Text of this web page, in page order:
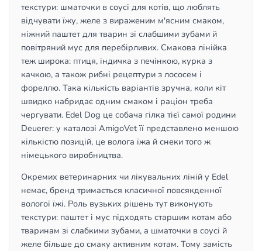
текстури: шматочки в соусі для котів, що люблять
відчувати їжу, желе з вираженим м'ясним смаком,
ніжний паштет для тварин зі слабшими зубами й
повітряний мус для перебірливих. Смакова лінійка
теж широка: птиця, індичка з печінкою, курка з
качкою, а також рибні рецептури з лососем і
фореллю. Така кількість варіантів зручна, коли кіт
швидко набридає одним смаком і раціон треба
чергувати. Edel Dog це собача гілка тієї самої родини
Deuerer: у каталозі AmigoVet її представлено меншою
кількістю позицій, це волога їжа й снеки того ж
німецького виробництва.
Окремих ветеринарних чи лікувальних ліній у Edel
немає, бренд тримається класичної повсякденної
вологої їжі. Роль вузьких рішень тут виконують
текстури: паштет і мус підходять старшим котам або
тваринам зі слабкими зубами, а шматочки в соусі й
желе більше до смаку активним котам. Тому замість